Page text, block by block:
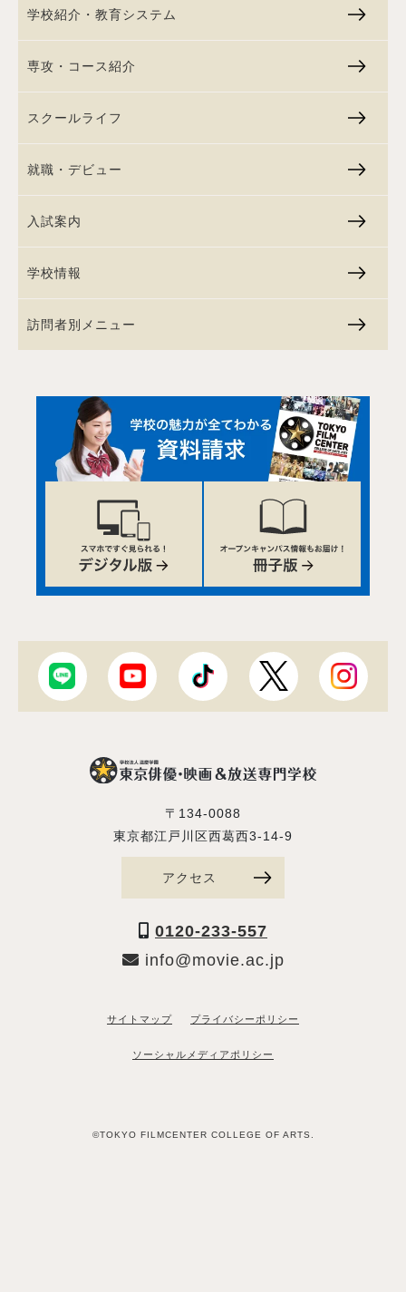
学校紹介・教育システム
専攻・コース紹介
スクールライフ
就職・デビュー
入試案内
学校情報
訪問者別メニュー
〒134-0088
東京都江戸川区西葛西3-14-9
アクセス
0120-233-557
info@movie.ac.jp
サイトマップ プライバシーポリシー
ソーシャルメディアポリシー
©TOKYO FILMCENTER COLLEGE OF ARTS.